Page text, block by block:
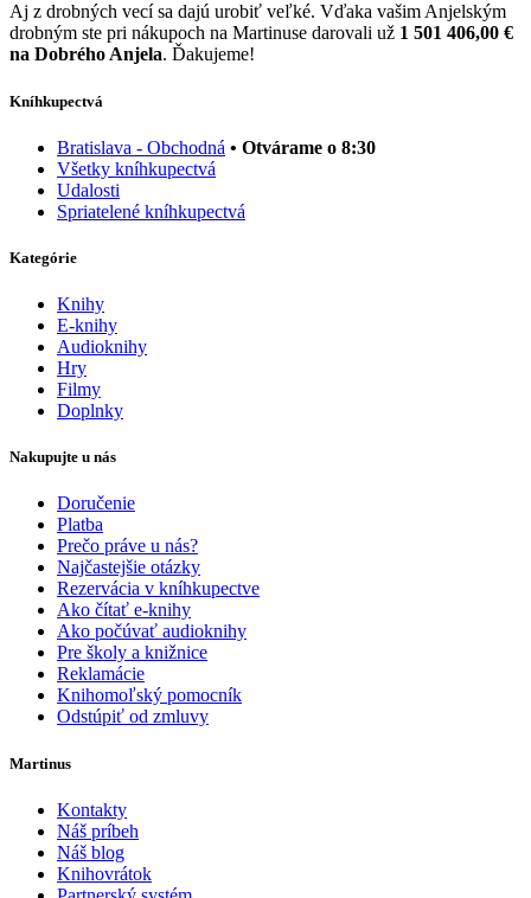
Aj z drobných vecí sa dajú urobiť veľké. Vďaka vašim Anjelským
drobným ste pri nákupoch na Martinuse darovali už 1 501 406,00 €
na Dobrého Anjela. Ďakujeme!
Kníhkupectvá
Bratislava - Obchodná • Otvárame o 8:30
Všetky kníhkupectvá
Udalosti
Spriatelené kníhkupectvá
Kategórie
Knihy
E-knihy
Audioknihy
Hry
Filmy
Doplnky
Nakupujte u nás
Doručenie
Platba
Prečo práve u nás?
Najčastejšie otázky
Rezervácia v kníhkupectve
Ako čítať e-knihy
Ako počúvať audioknihy
Pre školy a knižnice
Reklamácie
Knihomoľský pomocník
Odstúpiť od zmluvy
Martinus
Kontakty
Náš príbeh
Náš blog
Knihovrátok